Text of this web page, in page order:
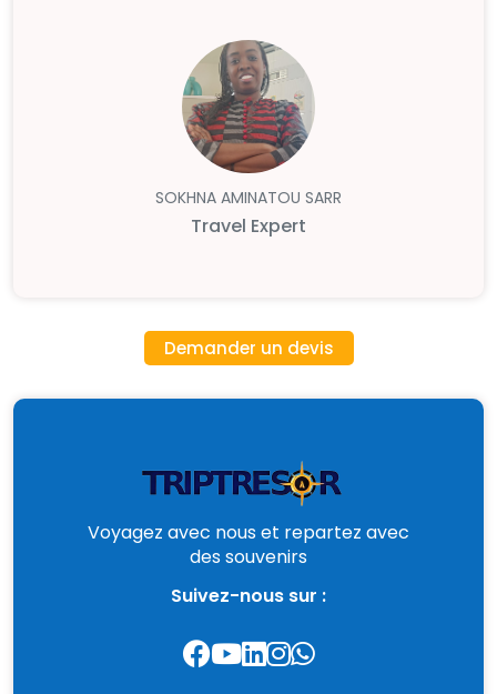
SOKHNA AMINATOU SARR
Travel Expert
Demander un devis
Voyagez avec nous et repartez avec
des souvenirs
Suivez-nous sur :